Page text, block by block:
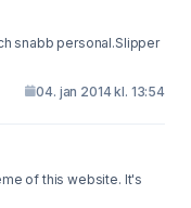
snabb personal.Slipper
04. jan 2014 kl. 13:54
of this website. It's